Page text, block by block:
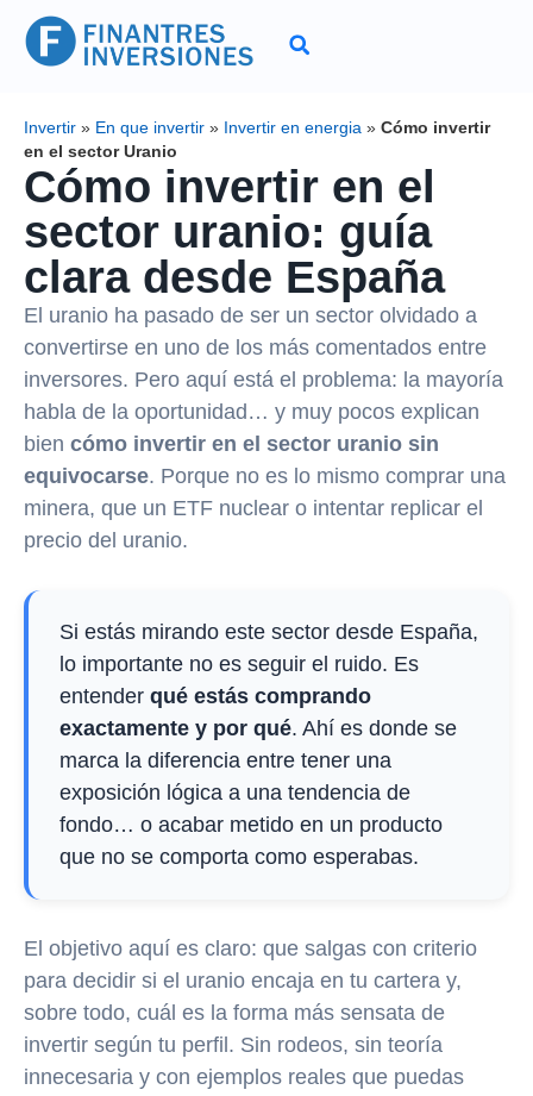
Invertir » En que invertir » Invertir en energia » Cómo invertir
en el sector Uranio
Cómo invertir en el
sector uranio: guía
clara desde España
El uranio ha pasado de ser un sector olvidado a
convertirse en uno de los más comentados entre
inversores. Pero aquí está el problema: la mayoría
habla de la oportunidad… y muy pocos explican
bien cómo invertir en el sector uranio sin
equivocarse. Porque no es lo mismo comprar una
minera, que un ETF nuclear o intentar replicar el
precio del uranio.
Si estás mirando este sector desde España,
lo importante no es seguir el ruido. Es
entender qué estás comprando
exactamente y por qué. Ahí es donde se
marca la diferencia entre tener una
exposición lógica a una tendencia de
fondo… o acabar metido en un producto
que no se comporta como esperabas.
El objetivo aquí es claro: que salgas con criterio
para decidir si el uranio encaja en tu cartera y,
sobre todo, cuál es la forma más sensata de
invertir según tu perfil. Sin rodeos, sin teoría
innecesaria y con ejemplos reales que puedas